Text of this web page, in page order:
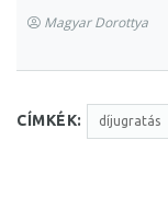
Magyar Dorottya
CÍMKÉK: díjugratás